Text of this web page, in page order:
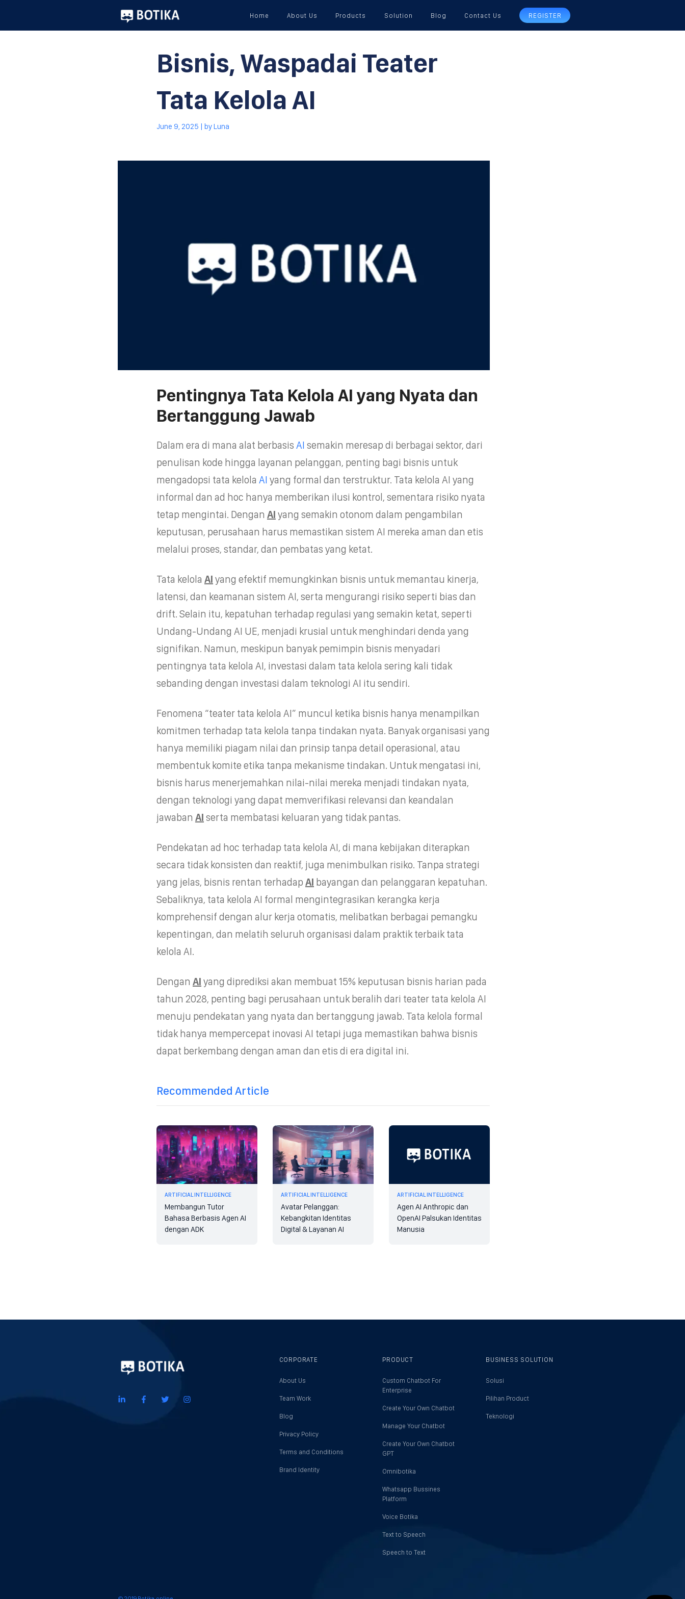
Home About Us Products Solution Blog Contact Us REGISTER
Bisnis, Waspadai Teater
Tata Kelola AI
June 9, 2025 | byLuna
Pentingnya Tata Kelola AI yang Nyata dan
Bertanggung Jawab
Dalam era di mana alat berbasis AI semakin meresap di berbagai sektor, dari
penulisan kode hingga layanan pelanggan, penting bagi bisnis untuk
mengadopsi tata kelola AI yang formal dan terstruktur. Tata kelola AI yang
informal dan ad hoc hanya memberikan ilusi kontrol, sementara risiko nyata
tetap mengintai. Dengan AI yang semakin otonom dalam pengambilan
keputusan, perusahaan harus memastikan sistem AI mereka aman dan etis
melalui proses, standar, dan pembatas yang ketat.
Tata kelola AI yang efektif memungkinkan bisnis untuk memantau kinerja,
latensi, dan keamanan sistem AI, serta mengurangi risiko seperti bias dan
drift. Selain itu, kepatuhan terhadap regulasi yang semakin ketat, seperti
Undang-Undang AI UE, menjadi krusial untuk menghindari denda yang
signifikan. Namun, meskipun banyak pemimpin bisnis menyadari
pentingnya tata kelola AI, investasi dalam tata kelola sering kali tidak
sebanding dengan investasi dalam teknologi AI itu sendiri.
Fenomena “teater tata kelola AI” muncul ketika bisnis hanya menampilkan
komitmen terhadap tata kelola tanpa tindakan nyata. Banyak organisasi yang
hanya memiliki piagam nilai dan prinsip tanpa detail operasional, atau
membentuk komite etika tanpa mekanisme tindakan. Untuk mengatasi ini,
bisnis harus menerjemahkan nilai-nilai mereka menjadi tindakan nyata,
dengan teknologi yang dapat memverifikasi relevansi dan keandalan
jawaban AI serta membatasi keluaran yang tidak pantas.
Pendekatan ad hoc terhadap tata kelola AI, di mana kebijakan diterapkan
secara tidak konsisten dan reaktif, juga menimbulkan risiko. Tanpa strategi
yang jelas, bisnis rentan terhadap AI bayangan dan pelanggaran kepatuhan.
Sebaliknya, tata kelola AI formal mengintegrasikan kerangka kerja
komprehensif dengan alur kerja otomatis, melibatkan berbagai pemangku
kepentingan, dan melatih seluruh organisasi dalam praktik terbaik tata
kelola AI.
Dengan AI yang diprediksi akan membuat 15% keputusan bisnis harian pada
tahun 2028, penting bagi perusahaan untuk beralih dari teater tata kelola AI
menuju pendekatan yang nyata dan bertanggung jawab. Tata kelola formal
tidak hanya mempercepat inovasi AI tetapi juga memastikan bahwa bisnis
dapat berkembang dengan aman dan etis di era digital ini.
Recommended Article
ARTIFICIAL INTELLIGENCE
Membangun Tutor
Bahasa Berbasis Agen AI
dengan ADK
ARTIFICIAL INTELLIGENCE
Avatar Pelanggan:
Kebangkitan Identitas
Digital & Layanan AI
ARTIFICIAL INTELLIGENCE
Agen AI Anthropic dan
OpenAI Palsukan Identitas
Manusia
CORPORATE
About Us
Team Work
Blog
Privacy Policy
Terms and Conditions
Brand Identity
PRODUCT
Custom Chatbot For
Enterprise
Create Your Own Chatbot
Manage Your Chatbot
Create Your Own Chatbot
GPT
Omnibotika
Whatsapp Bussines
Platform
Voice Botika
Text to Speech
Speech to Text
BUSINESS SOLUTION
Solusi
Pilihan Product
Teknologi